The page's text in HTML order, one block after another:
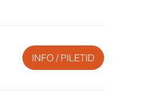
INFO / PILETID